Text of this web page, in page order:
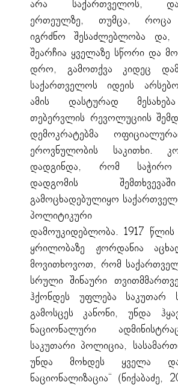
არა საქართველოს,
ერთეულზე, თუმცა, როცა
იგრძნო შესაძლებლობა და,
შეარჩია ყველაზე სწორი და
დრო, გამოთქვა კიდეც
საქართველოს იდეის
ამის დასტურად
თებერვლის რევოლუციის
დემოკრატებმა
ეროვნულობის საკითხი.
დადგინდა, რომ საჭირო
დადგომის
გამოცხადებულიყო
პოლიტიკური
დამოუკიდებლობა. 1917 წლის
ყრილობაზე ჟორდანია
მოვითხოვოთ, რომ
სრული შინაური
ჰქონდეს უფლება საკუთარ
გამოსცეს კანონი, უნდა
ნაციონალური
საკუთარი პოლიცია,
უნდა მოხდეს ყველა
ნაციონალიზაცია“ (ნიქაბაძე,